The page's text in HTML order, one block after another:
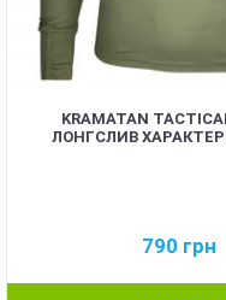
KRAMATAN
ЛОНГСЛИВ
790 грн